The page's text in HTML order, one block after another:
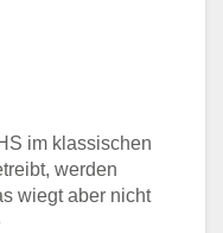
im klassischen
werden
wiegt aber nicht